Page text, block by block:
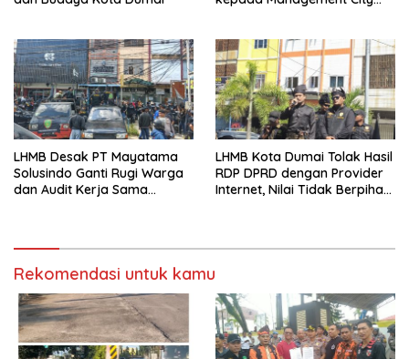
kepada Masyarakat
LHMB Desak PT Mayatama
Solusindo Ganti Rugi Warga
dan Audit Kerja Sama
LHMB Kota Dumai Tolak Hasil
RDP DPRD dengan Provider
Internet, Nilai Tidak Berpihak
Rekomendasi untuk kamu